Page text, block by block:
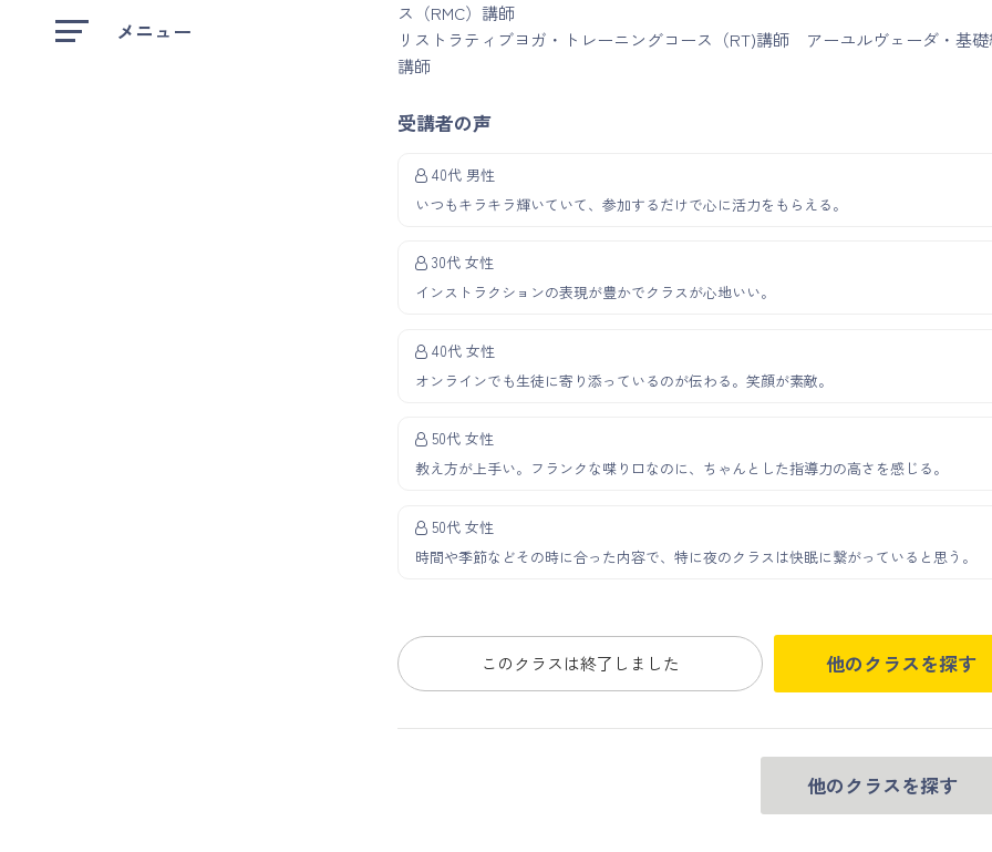
メニュー
ス（RMC）講師
リストラティブヨガ・トレーニングコース（RT)講師 アーユルヴェーダ・基
講師
受講者の声
40代 男性
いつもキラキラ輝いていて、参加するだけで心に活力をもらえる。
30代 女性
インストラクションの表現が豊かでクラスが心地いい。
40代 女性
オンラインでも生徒に寄り添っているのが伝わる。笑顔が素敵。
50代 女性
教え方が上手い。フランクな喋り口なのに、ちゃんとした指導力の高さを感じる。
50代 女性
時間や季節などその時に合った内容で、特に夜のクラスは快眠に繋がっていると思う。
このクラスは終了しました 他のクラスを探す
他のクラスを探す